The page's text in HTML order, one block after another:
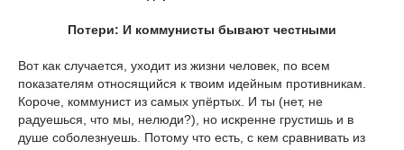
Потери: И коммунисты бывают честными
Вот как случается, уходит из жизни человек, по всем
показателям относящийся к твоим идейным противникам.
Короче, коммунист из самых упёртых. И ты (нет, не
радуешься, что мы, нелюди?), но искренне грустишь и в
душе соболезнуешь. Потому что есть, с кем сравнивать из